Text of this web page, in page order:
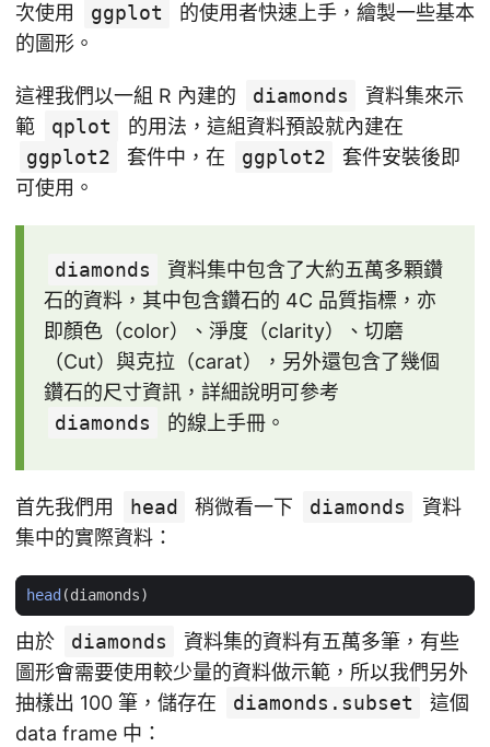
次使用
ggplot
的使用者快速上手，繪製一些基本
的圖形。
這裡我們以一組 R 內建的 diamonds
資料集來示
範
qplot
的用法，這組資料預設就內建在
ggplot2
套件中，在 ggplot2
套件安裝後即
可使用。
diamonds
資料集中包含了大約五萬多顆鑽
石的資料，其中包含鑽石的 4C 品質指標，亦
即顏色（color）、淨度（clarity）、切磨
（Cut）與克拉（carat），另外還包含了幾個
鑽石的尺寸資訊，詳細說明可參考
diamonds
的線上手冊。
首先我們用 head 稍微看一下 diamonds
資料
集中的實際資料：
head (diamonds)
由於 diamonds
資料集的資料有五萬多筆，有些
圖形會需要使用較少量的資料做示範，所以我們另外
抽樣出 100 筆，儲存在
diamonds.subset
這個
data frame 中：